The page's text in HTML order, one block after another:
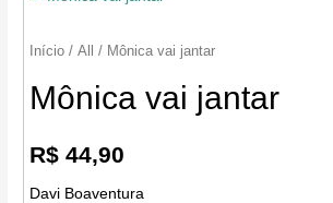
Início /All / Mônica vai jantar
Mônica vai jantar
R$ 44,90
Davi Boaventura